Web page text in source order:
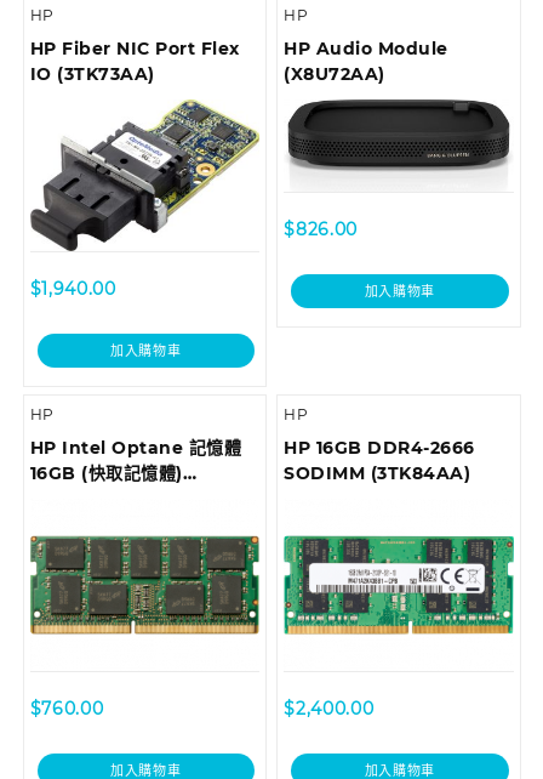
HP
HP Fiber NIC Port Flex
IO (3TK73AA)
$1,940.00
加入購物車
HP
HP Audio Module
(X8U72AA)
$826.00
加入購物車
HP
HP Intel Optane 記憶體
16GB (快取記憶體)
$760.00
加入購物車
HP
HP 16GB DDR4-2666
SODIMM (3TK84AA)
$2,400.00
加入購物車